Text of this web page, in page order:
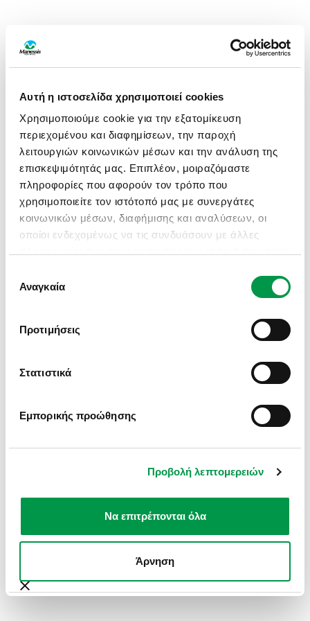
Αυτή η ιστοσελίδα χρησιμοποιεί cookies
Χρησιμοποιούμε cookie για την εξατομίκευση
περιεχομένου και διαφημίσεων, την παροχή
λειτουργιών κοινωνικών μέσων και την ανάλυση της
επισκεψιμότητάς μας. Επιπλέον, μοιραζόμαστε
πληροφορίες που αφορούν τον τρόπο που
χρησιμοποιείτε τον ιστότοπό μας με συνεργάτες
κοινωνικών μέσων, διαφήμισης και αναλύσεων, οι
οποίοι ενδεχομένως να τις συνδυάσουν με άλλες
χρήση των υπηρεσιών τους.
συγκατάθεσης
Αναγκαία
Προτιμήσεις
Στατιστικά
Εμπορικής προώθησης
Προβολή λεπτομερειών
Να επιτρέπονται όλα
Άρνηση
APPLICATION ERROR: A CLIENT-SIDE EXCEPTION HAS